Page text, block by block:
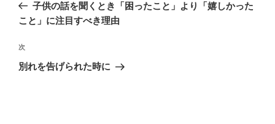
ナ
ゲ
ー
投
子供の話を聞くとき「困ったこと」より「嬉しかった
こと」に注目すべき理由
次
の
次
別れを告げられた時に